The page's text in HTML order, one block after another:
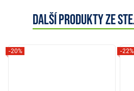
Další produkty ze
-20% -22%